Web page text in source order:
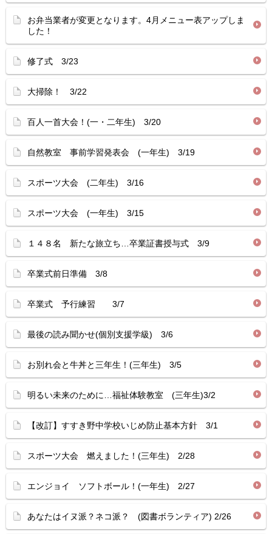
お弁当業者が変更となります。4月メニュー表アップしま
した！
修了式 3/23
大掃除！ 3/22
百人一首大会！(一・二年生) 3/20
自然教室 事前学習発表会 (一年生) 3/19
スポーツ大会 (二年生) 3/16
スポーツ大会 (一年生) 3/15
１４８名 新たな旅立ち…卒業証書授与式 3/9
卒業式前日準備 3/8
卒業式 予行練習 3/7
最後の読み聞かせ(個別支援学級) 3/6
お別れ会と牛丼と三年生！(三年生) 3/5
明るい未来のために…福祉体験教室 (三年生)3/2
【改訂】すすき野中学校いじめ防止基本方針 3/1
スポーツ大会 燃えました！(三年生) 2/28
エンジョイ ソフトボール！(一年生) 2/27
あなたはイヌ派？ネコ派？ (図書ボランティア) 2/26